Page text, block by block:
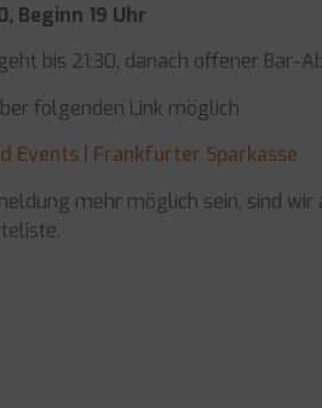
Beginn 19 Uhr
bis 21:30, danach offener Bar-
folgenden Link möglich
Events | Frankfurter Sparkasse
mehr möglich sein, sind